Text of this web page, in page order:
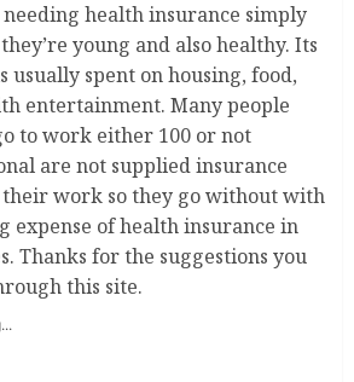
health insurance simply
young and also healthy. Its
usually spent on housing, food,
entertainment. Many people
to work either 100 or not
are not supplied insurance
work so they go without with
expense of health insurance in
Thanks for the suggestions you
this site.